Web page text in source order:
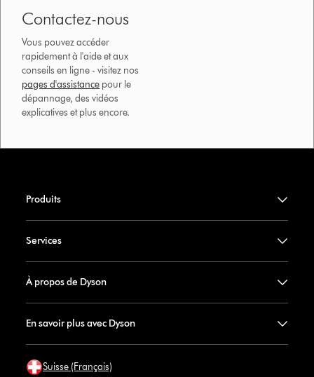
Contactez-nous
Vous pouvez accéder
rapidement à l'aide et aux
conseils en ligne - visitez nos
pages d'assistance pour le
dépannage, des vidéos
explicatives et plus encore.
Produits
Services
À propos de Dyson
En savoir plus avec Dyson
Suisse (Français)